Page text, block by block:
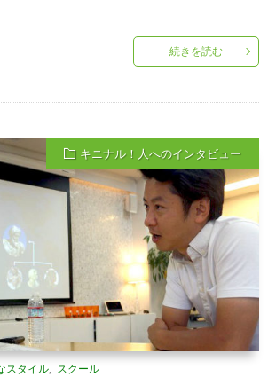
続きを読む
キニナル！人へのインタビュー
スタイル スクール